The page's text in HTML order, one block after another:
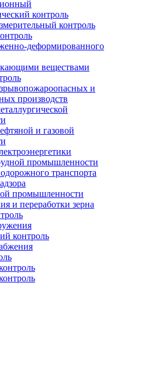
контроль
контроль
деформированного
веществами
и
производств
и газовой
промышленности
транспорта
промышленности
и переработки зерна
контроль